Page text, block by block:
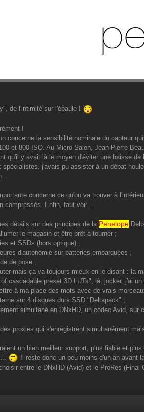
de l'intimité sur l'épaule !
!
concerne la sensibilité nominale du capteur
et 800 ISO. Au Micro-Salon, Jean-Pierre
qu'il y avait là le moyen d'éviter une baisse
spécialistes, j'avais pu assister à un débat
concerne ce qu'on va trouver à
compressés. Enfin, faut voir...
détails sur des principes de la Penelope
le magasin et être prêt à tourner ;
et SSDs (hors optique) ;
d'autonomie sur batteries embarquées ;
de pose ;
mais ça va toujours mieux en le disant : la
cascadable preset 3D LUTs", là, jocker, j'ai
à ma place des mots avec de vrais
sur 4 disques durs SSD "Deltapack" ;
simultané en DNxHD, un codec Avid, sur
proxies qui s'enregistrent simultanément
un bien meilleur support, plus fiable et plus
Il reste donc un peu moins d'un an avant
entre le DNxHD (Avid) et le ProRes (Final